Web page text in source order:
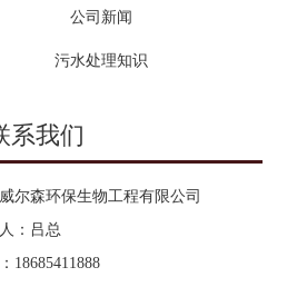
公司新闻
污水处理知识
系我们
尔森环保生物工程有限公司
：吕总
18685411888